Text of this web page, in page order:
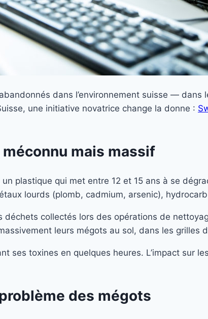
dans l’environnement suisse — dans
une initiative novatrice change la donne :
mais massif
plastique qui met entre 12 et 15 ans à se
lourds (plomb, cadmium, arsenic),
collectés lors des opérations de
leurs mégots au sol, dans les grilles
ses toxines en quelques heures. L’impact sur
des mégots